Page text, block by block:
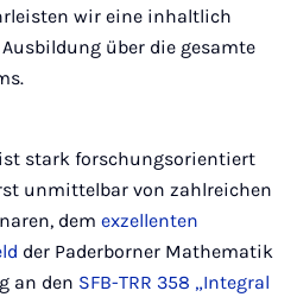
wir eine inhaltlich
über die gesamte
stark forschungsorientiert
unmittelbar von zahlreichen
dem exzellenten
der Paderborner Mathematik
an den SFB-TRR 358 „Integral